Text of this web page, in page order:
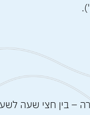
– בין חצי שעה